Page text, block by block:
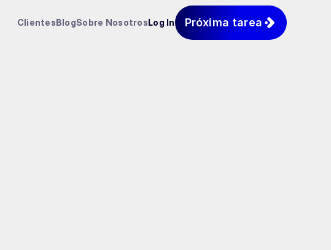
ClientesBlogSobre NosotrosLog In Próxima tarea